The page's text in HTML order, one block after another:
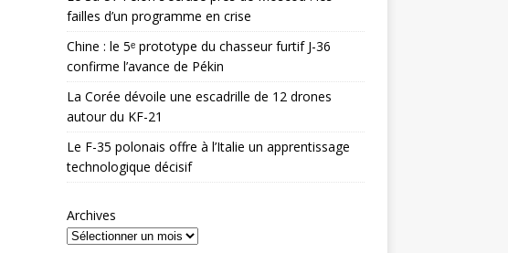
failles d’un programme en crise
Chine : le 5ᵉ prototype du chasseur furtif J-36
confirme l’avance de Pékin
La Corée dévoile une escadrille de 12 drones
autour du KF-21
Le F-35 polonais offre à l’Italie un apprentissage
technologique décisif
Archives